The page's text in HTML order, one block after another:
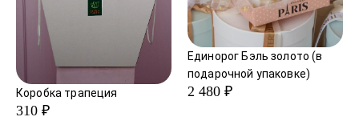
Коробка трапеция
310 ₽
Единорог Бэль золото (в
подарочной упаковке)
2 480 ₽